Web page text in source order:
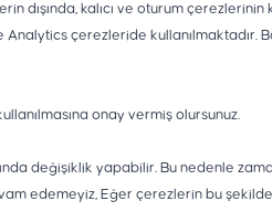
kalıcı ve oturum çerezlerinin
çerezleride
onay vermiş olursunuz.
değişiklik yapabilir. Bu nedenle
Eğer çerezlerin bu şekilde